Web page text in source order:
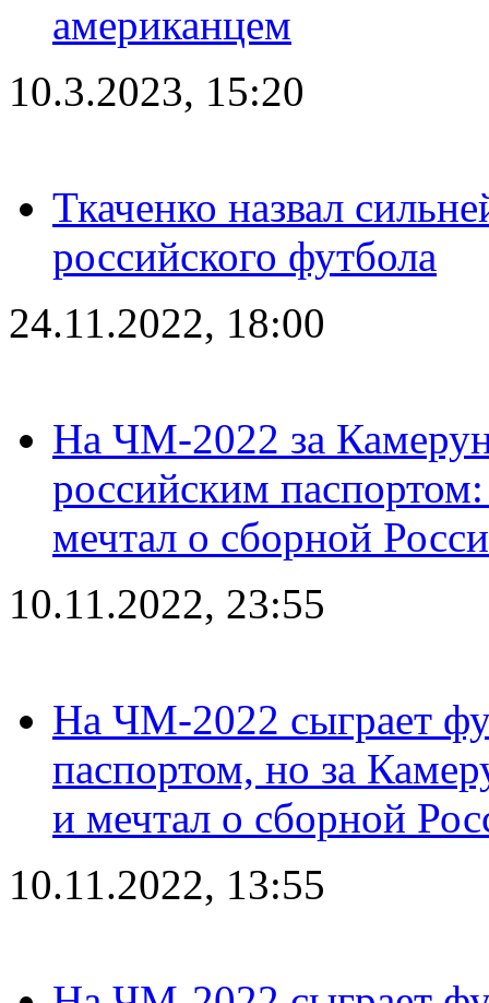
американцем
10.3.2023, 15:20
Ткаченко назвал
российского футбола
24.11.2022, 18:00
На ЧМ-2022 за
российским
мечтал о сборной
10.11.2022, 23:55
На ЧМ-2022 сыграет
паспортом, но за
и мечтал о сборной
10.11.2022, 13:55